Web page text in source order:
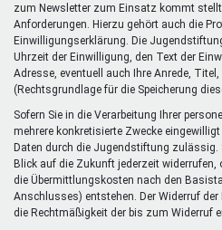
zum Newsletter zum Einsatz kommt
Anforderungen. Hierzu gehört auch die
Einwilligungserklärung. Die
Uhrzeit der Einwilligung, den Text der
Adresse, eventuell auch Ihre Anrede,
(Rechtsgrundlage für die Speicherung
Sofern Sie in die Verarbeitung Ihrer
mehrere konkretisierte Zwecke
Daten durch die Jugendstiftung zulässig.
Blick auf die Zukunft jederzeit widerrufen,
die Übermittlungskosten nach den
Anschlusses) entstehen. Der Widerruf
die Rechtmäßigkeit der bis zum Widerruf